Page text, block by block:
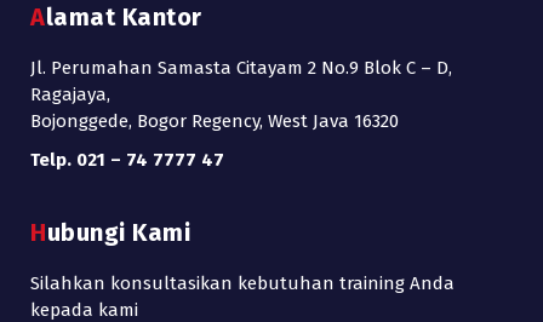
Alamat Kantor
Jl. Perumahan Samasta Citayam 2 No.9 Blok C – D,
Ragajaya,
Bojonggede, Bogor Regency, West Java 16320
Telp. 021 – 74 7777 47
Hubungi Kami
Silahkan konsultasikan kebutuhan training Anda
kepada kami